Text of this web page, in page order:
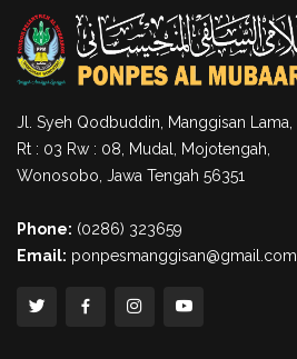
Jl. Syeh Qodbuddin, Manggisan Lama,
Rt : 03 Rw : 08, Mudal, Mojotengah,
Wonosobo, Jawa Tengah 56351
Phone: (0286) 323659
Email: ponpesmanggisan@gmail.com